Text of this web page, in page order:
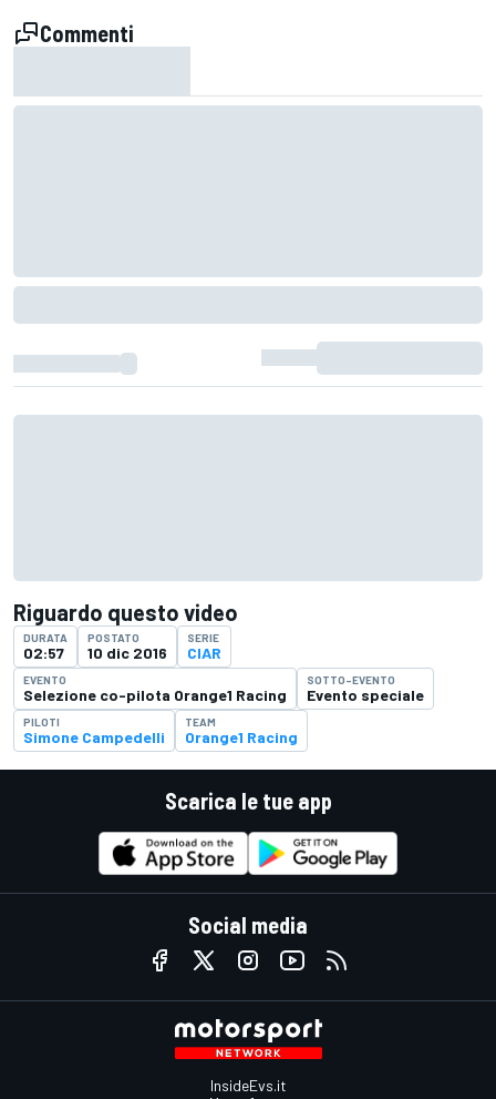
Commenti
Riguardo questo video
DURATA
02:57
POSTATO
10 dic 2016
SERIE
CIAR
EVENTO
Selezione co-pilota Orange1 Racing
SOTTO-EVENTO
Evento speciale
PILOTI
Simone Campedelli
TEAM
Orange1 Racing
Scarica le tue app
Social media
InsideEvs.it